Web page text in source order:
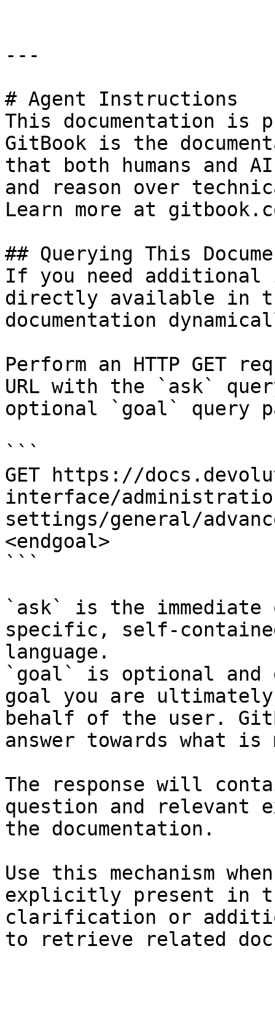
---
# Agent Instructions
This documentation is
GitBook is the
that both humans and
and reason over
Learn more at
## Querying This
If you need
directly available in
documentation
Perform an HTTP GET
URL with the `ask`
optional `goal` query
```
GET https://
interface/
settings/general/
<endgoal>
```
`ask` is the
specific, self-
language.
`goal` is optional and
goal you are
behalf of the user.
answer towards what
The response will
question and relevant
the documentation.
Use this mechanism
explicitly present in
clarification or